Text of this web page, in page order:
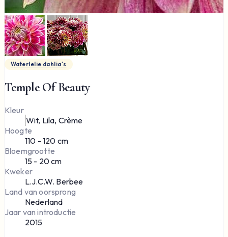
Waterlelie dahlia's
Temple Of Beauty
Kleur
Wit, Lila, Crème
Hoogte
110 - 120 cm
Bloemgrootte
15 - 20 cm
Kweker
L.J.C.W. Berbee
Land van oorsprong
Nederland
Jaar van introductie
2015